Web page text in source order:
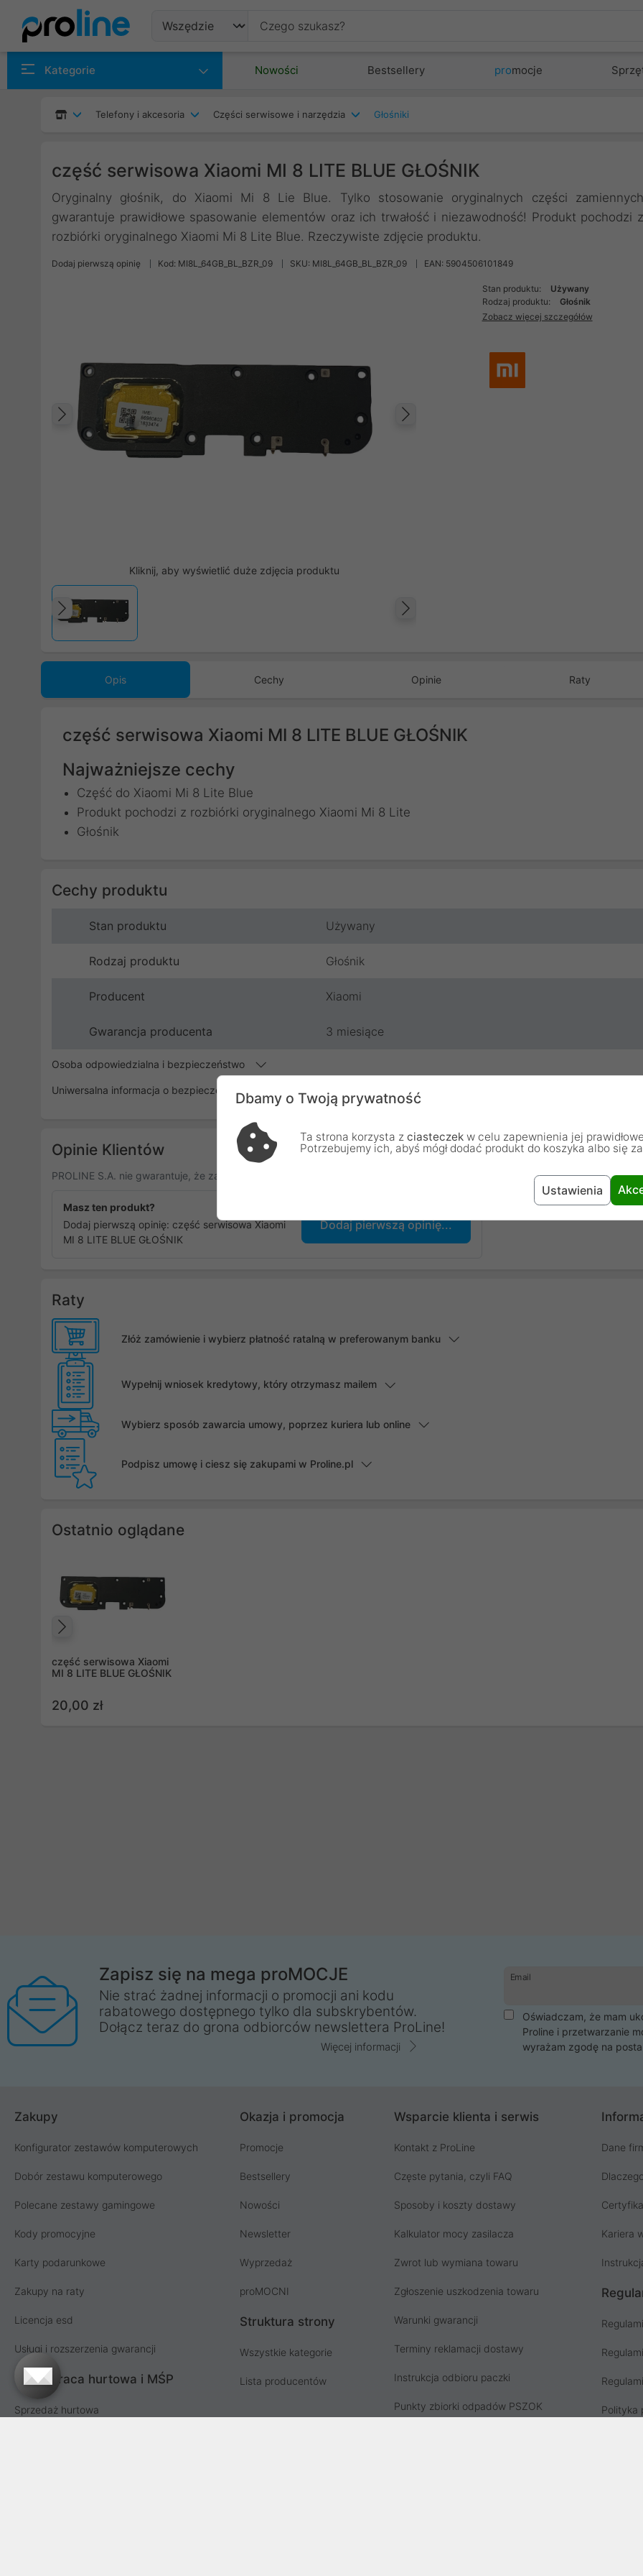
Kategorie Nowości Bestsellery promocje
Telefony i akcesoria Części serwisowe i narzędzia Głośniki
część serwisowa Xiaomi MI 8 LITE BLUE GŁOŚNIK
Oryginalny głośnik, do Xiaomi Mi 8 Lie Blue. Tylko stosowanie oryginalnych części zamiennych
gwarantuje prawidłowe spasowanie elementów oraz ich trwałość i niezawodność! Produkt pochodzi z
rozbiórki oryginalnego Xiaomi Mi 8 Lite Blue. Rzeczywiste zdjęcie produktu.
Dodaj pierwszą opinię Kod: MI8L_64GB_BL_BZR_09 SKU: MI8L_64GB_BL_BZR_09 EAN: 5904506101849
Poprzedni
Kliknij, aby wyświetlić duże zdjęcia produktu
Poprzedni
Stan produktu:
Używany
Rodzaj produktu:
Głośnik
Zobacz więcej szczegółów
Opis Cechy Opinie Raty
część serwisowa Xiaomi MI 8 LITE BLUE GŁOŚNIK
Najważniejsze cechy
Część do Xiaomi Mi 8 Lite Blue
Produkt pochodzi z rozbiórki oryginalnego Xiaomi Mi 8 Lite
Głośnik
Cechy produktu
Stan produktu Używany
Rodzaj produktu Głośnik
Producent Xiaomi
Gwarancja producenta 3 miesiące
Osoba odpowiedzialna i bezpieczeństwo
Uniwersalna informacja o bezpieczeństwie
Opinie Klientów
PROLINE S.A. nie gwarantuje, że zamieszczone opinie pochodzą od osób, które zakupiły lub używały dany produkt.
Masz ten produkt?
Dodaj pierwszą opinię: część serwisowa Xiaomi
MI 8 LITE BLUE GŁOŚNIK
Dodaj pierwszą opinię...
Raty
Złóż zamówienie i wybierz płatność ratalną w preferowanym banku
Wypełnij wniosek kredytowy, który otrzymasz mailem
Wybierz sposób zawarcia umowy, poprzez kuriera lub online
Podpisz umowę i ciesz się zakupami w Proline.pl
Ostatnio oglądane
część serwisowa Xiaomi
MI 8 LITE BLUE GŁOŚNIK
20,00 zł
Zapisz się na mega proMOCJE
Nie strać żadnej informacji o promocji ani kodu
rabatowego dostępnego tylko dla subskrybentów.
Dołącz teraz do grona odbiorców newslettera ProLine!
Więcej informacji
Email
Oświadczam, że mam
Proline i przetwarzanie
wyrażam zgodę na
Zakupy
Konfigurator zestawów komputerowych
Dobór zestawu komputerowego
Polecane zestawy gamingowe
Kody promocyjne
Karty podarunkowe
Zakupy na raty
Licencja esd
Usługi i rozszerzenia gwarancji
Współpraca hurtowa i MŚP
Sprzedaż hurtowa
Okazja i promocja
Promocje
Bestsellery
Nowości
Newsletter
Wyprzedaż
proMOCNI
Struktura strony
Wszystkie kategorie
Lista producentów
Wsparcie klienta i serwis
Kontakt z ProLine
Częste pytania, czyli FAQ
Sposoby i koszty dostawy
Kalkulator mocy zasilacza
Zwrot lub wymiana towaru
Zgłoszenie uszkodzenia towaru
Warunki gwarancji
Terminy reklamacji dostawy
Instrukcja odbioru paczki
Punkty zbiorki odpadów PSZOK
Dane
Kariera
Polityka
Dbamy o Twoją prywatność
Ta strona korzysta z ciasteczek w celu zapewnienia jej
Potrzebujemy ich, abyś mógł dodać produkt do koszyka albo się
Ustawienia